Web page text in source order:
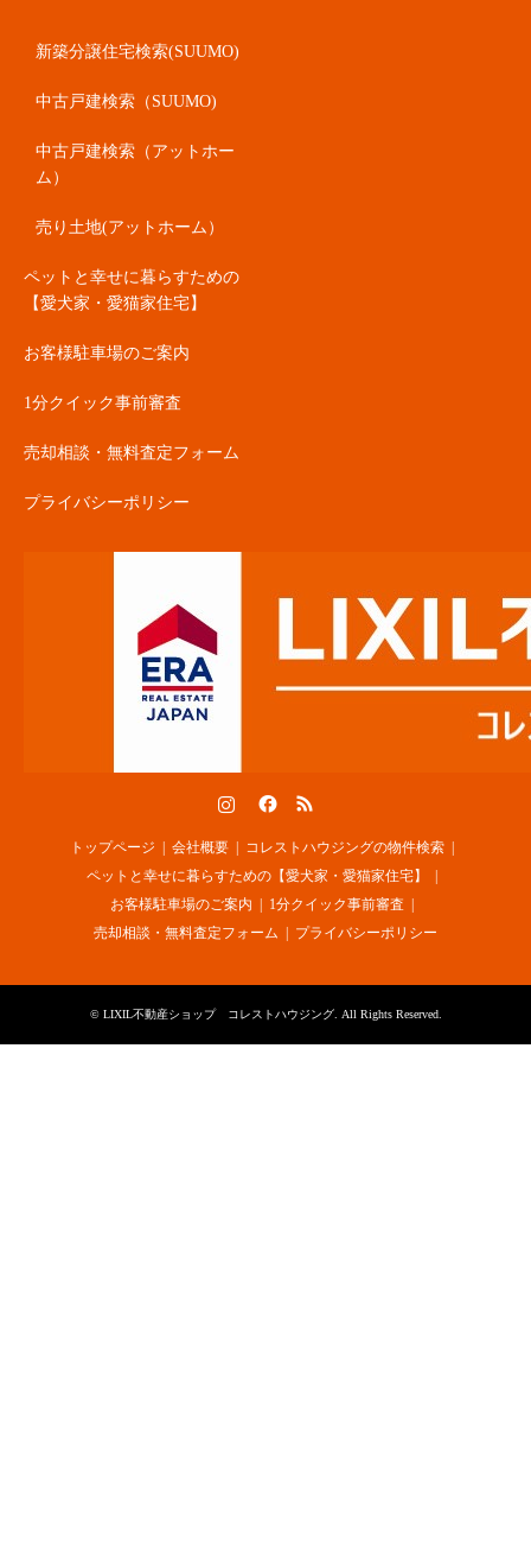
新築分譲住宅検索(SUUMO)
中古戸建検索（SUUMO)
中古戸建検索（アットホー
ム）
売り土地(アットホーム）
ペットと幸せに暮らすための
【愛犬家・愛猫家住宅】
お客様駐車場のご案内
1分クイック事前審査
売却相談・無料査定フォーム
プライバシーポリシー
トップページ 会社概要
コレストハウジングの物件検索
ペットと幸せに暮らすための【愛犬家・愛猫家住宅】
お客様駐車場のご案内
1分クイック事前審査
売却相談・無料査定フォーム
プライバシーポリシー
© LIXIL不動産ショップ コレストハウジング. All Rights Reserved.